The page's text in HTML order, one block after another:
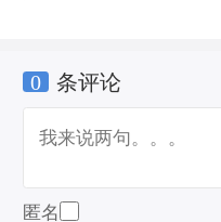
0 条评论
匿名